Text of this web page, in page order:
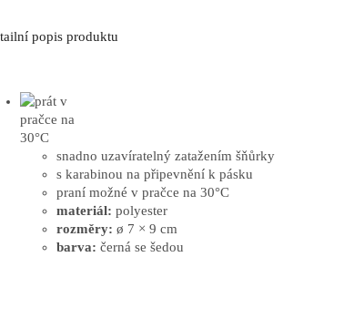
popis produktu
snadno uzavíratelný zatažením šňůrky
s karabinou na připevnění k pásku
praní možné v pračce na 30°C
materiál: polyester
rozměry: ø 7 × 9 cm
barva: černá se šedou